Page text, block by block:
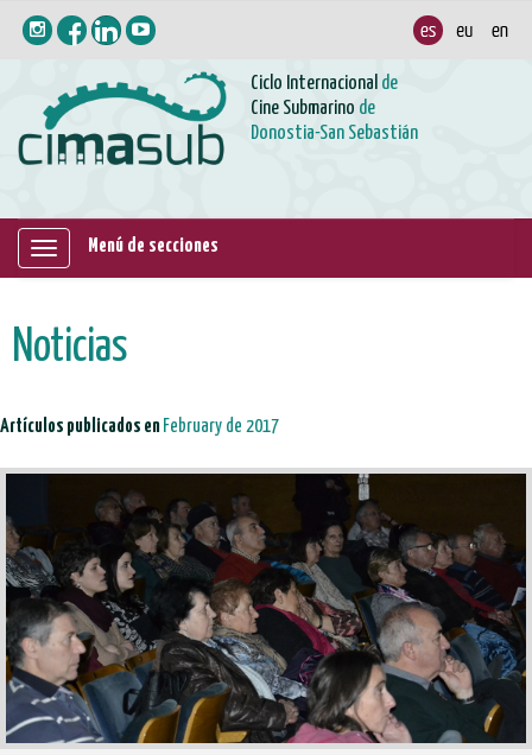
Ciclo Internacional de
Cine Submarino de
Donostia-San Sebastián
Mostrar/ocultar
Menú de secciones
Noticias
Artículos publicados en February de 2017